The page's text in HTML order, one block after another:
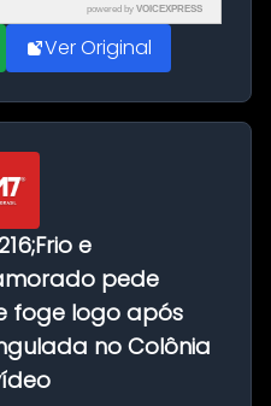
powered by VOICEXPRESS
Ver Original
e
pede
foge logo após
no Colônia